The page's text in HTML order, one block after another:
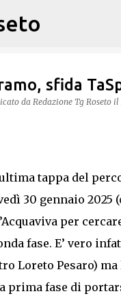
sfida
da Redazione Tg Roseto il
tappa del
30 gennaio
per
fase. E’ vero
Loreto Pesaro)
prima fase di